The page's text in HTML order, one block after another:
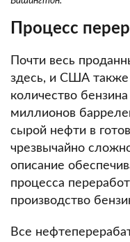
Процесс
Почти весь
здесь, и США
количество
миллионов
сырой нефти в
чрезвычайно
описание
процесса
производство
Все